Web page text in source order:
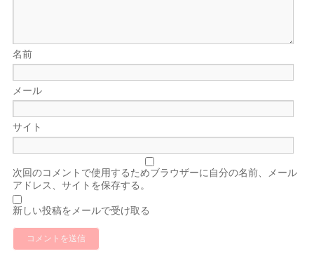
名前
メール
サイト
次回のコメントで使用するためブラウザーに自分の名前、メール
アドレス、サイトを保存する。
新しい投稿をメールで受け取る